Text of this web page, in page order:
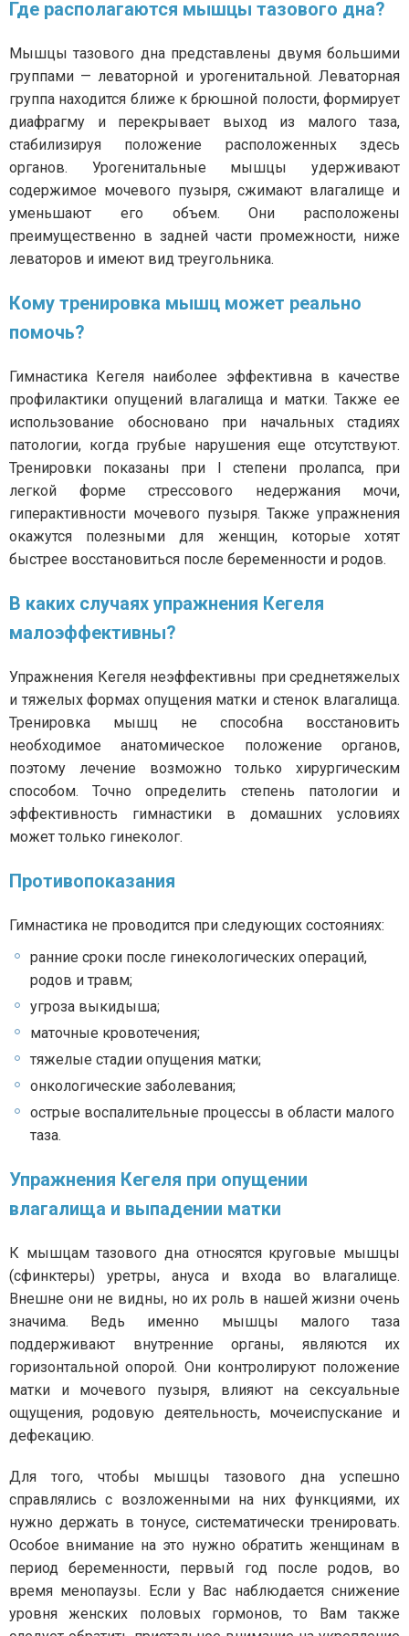
Где располагаются мышцы тазового дна?
Мышцы тазового дна представлены двумя большими
группами — леваторной и урогенитальной. Леваторная
группа находится ближе к брюшной полости, формирует
диафрагму и перекрывает выход из малого таза,
стабилизируя положение расположенных здесь
органов. Урогенитальные мышцы удерживают
содержимое мочевого пузыря, сжимают влагалище и
уменьшают его объем. Они расположены
преимущественно в задней части промежности, ниже
леваторов и имеют вид треугольника.
Кому тренировка мышц может реально
помочь?
Гимнастика Кегеля наиболее эффективна в качестве
профилактики опущений влагалища и матки. Также ее
использование обосновано при начальных стадиях
патологии, когда грубые нарушения еще отсутствуют.
Тренировки показаны при I степени пролапса, при
легкой форме стрессового недержания мочи,
гиперактивности мочевого пузыря. Также упражнения
окажутся полезными для женщин, которые хотят
быстрее восстановиться после беременности и родов.
В каких случаях упражнения Кегеля
малоэффективны?
Упражнения Кегеля неэффективны при среднетяжелых
и тяжелых формах опущения матки и стенок влагалища.
Тренировка мышц не способна восстановить
необходимое анатомическое положение органов,
поэтому лечение возможно только хирургическим
способом. Точно определить степень патологии и
эффективность гимнастики в домашних условиях
может только гинеколог.
Противопоказания
Гимнастика не проводится при следующих состояниях:
ранние сроки после гинекологических операций,
родов и травм;
угроза выкидыша;
маточные кровотечения;
тяжелые стадии опущения матки;
онкологические заболевания;
острые воспалительные процессы в области малого
таза.
Упражнения Кегеля при опущении
влагалища и выпадении матки
К мышцам тазового дна относятся круговые мышцы
(сфинктеры) уретры, ануса и входа во влагалище.
Внешне они не видны, но их роль в нашей жизни очень
значима. Ведь именно мышцы малого таза
поддерживают внутренние органы, являются их
горизонтальной опорой. Они контролируют положение
матки и мочевого пузыря, влияют на сексуальные
ощущения, родовую деятельность, мочеиспускание и
дефекацию.
Для того, чтобы мышцы тазового дна успешно
справлялись с возложенными на них функциями, их
нужно держать в тонусе, систематически тренировать.
Особое внимание на это нужно обратить женщинам в
период беременности, первый год после родов, во
время менопаузы. Если у Вас наблюдается снижение
уровня женских половых гормонов, то Вам также